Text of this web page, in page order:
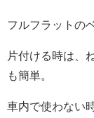
フルフラットの
片付ける時は、
も簡単。
車内で使わない